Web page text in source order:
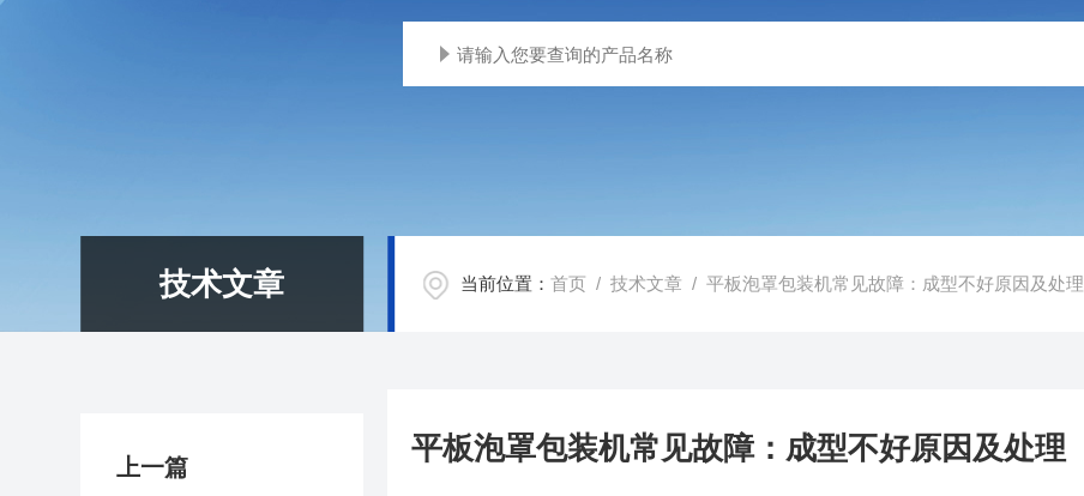
技术文章 当前位置：首页 /技术文章 / 平板泡罩包装机常见故障：成型不好原因及处理
平板泡罩包装机常见故障：成型不好原因及处理
上一篇